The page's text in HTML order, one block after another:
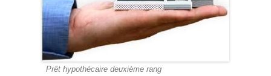
Prêt hypothécaire deuxième rang